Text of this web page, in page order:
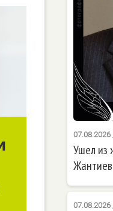
07.08.2026
Ушел из
Жантиев
07.08.2026